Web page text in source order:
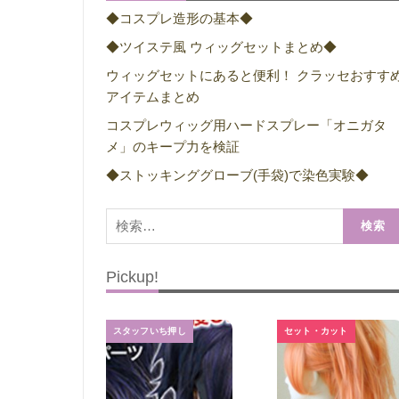
◆コスプレ造形の基本◆
◆ツイステ風 ウィッグセットまとめ◆
ウィッグセットにあると便利！ クラッセおすす
アイテムまとめ
コスプレウィッグ用ハードスプレー「オニガタ
メ」のキープ力を検証
◆ストッキンググローブ(手袋)で染色実験◆
索:
Pickup!
スタッフいち押し セット・カット